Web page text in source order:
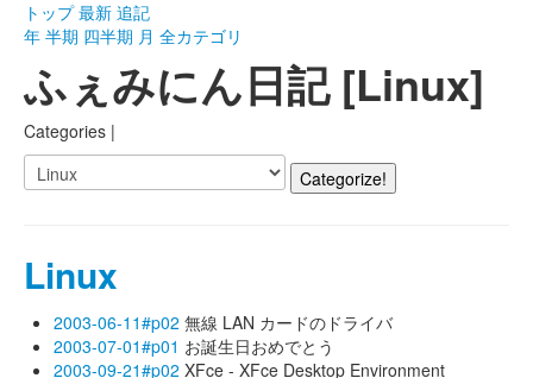
トップ 最新 追記
年 半期 四半期 月 全カテゴリ
ふぇみにん日記 [Linux]
Categories |
Linux
2003-06-11#p02 無線 LAN カードのドライバ
2003-07-01#p01 お誕生日おめでとう
2003-09-21#p02 XFce - XFce Desktop Environment